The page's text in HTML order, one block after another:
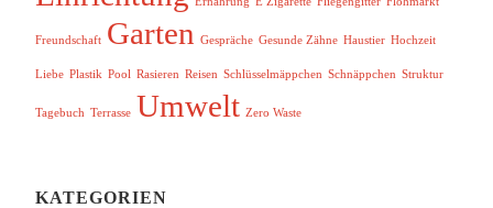
Freundschaft Garten Gespräche Gesunde Zähne Haustier Hochzeit
Liebe Plastik Pool Rasieren Reisen Schlüsselmäppchen Schnäppchen Struktur
Tagebuch Terrasse Umwelt Zero Waste
KATEGORIEN